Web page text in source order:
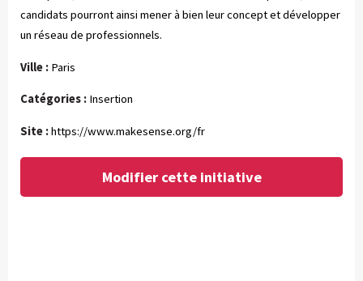
candidats pourront ainsi mener à bien leur concept et développer
un réseau de professionnels.
Ville : Paris
Catégories : Insertion
Site :https://www.makesense.org/fr
Modifier cette initiative